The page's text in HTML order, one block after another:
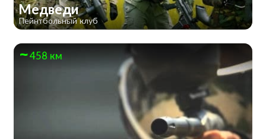
Медведи
Пейнтбольный клуб
458 км